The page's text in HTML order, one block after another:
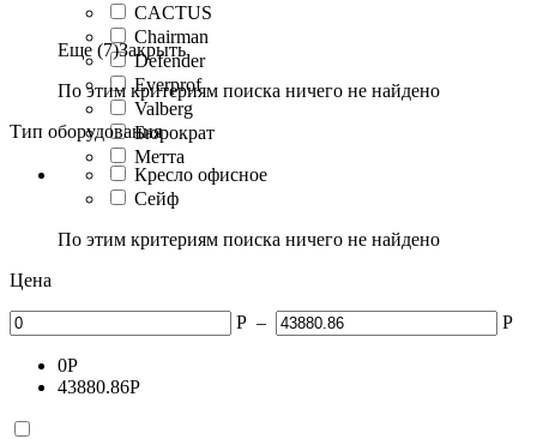
CACTUS
Chairman
Defender
Everprof
Valberg
Бюрократ
Метта
Еще (7)Закрыть
По этим критериям поиска ничего не найдено
Тип оборудования
Кресло офисное
Сейф
По этим критериям поиска ничего не найдено
Цена
Р – Р
0Р
43880.86Р